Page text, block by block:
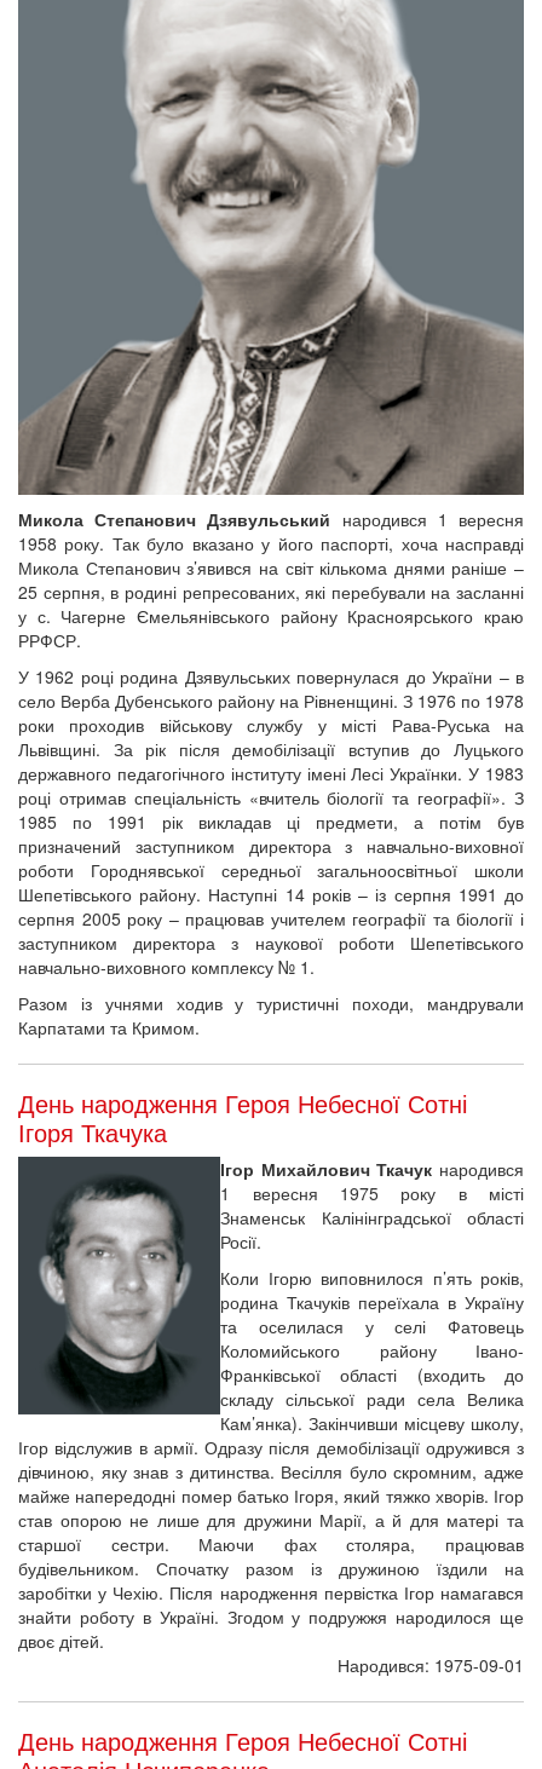
Микола Степанович Дзявульський народився 1 вересня
1958 року. Так було вказано у його паспорті, хоча насправді
Микола Степанович з’явився на світ кількома днями раніше –
25 серпня, в родині репресованих, які перебували на засланні
у с. Чагерне Ємельянівського району Красноярського краю
РРФСР.
У 1962 році родина Дзявульських повернулася до України – в
село Верба Дубенського району на Рівненщині. З 1976 по 1978
роки проходив військову службу у місті Рава-Руська на
Львівщині. За рік після демобілізації вступив до Луцького
державного педагогічного інституту імені Лесі Українки. У 1983
році отримав спеціальність «вчитель біології та географії». З
1985 по 1991 рік викладав ці предмети, а потім був
призначений заступником директора з навчально-виховної
роботи Городнявської середньої загальноосвітньої школи
Шепетівського району. Наступні 14 років – із серпня 1991 до
серпня 2005 року – працював учителем географії та біології і
заступником директора з наукової роботи Шепетівського
навчально-виховного комплексу № 1.
Разом із учнями ходив у туристичні походи, мандрували
Карпатами та Кримом.
День народження Героя Небесної Сотні
Ігоря Ткачука
Ігор Михайлович Ткачук народився
1 вересня 1975 року в місті
Знаменськ Калінінградської області
Росії.
Коли Ігорю виповнилося п’ять років,
родина Ткачуків переїхала в Україну
та оселилася у селі Фатовець
Коломийського району Івано-
Франківської області (входить до
складу сільської ради села Велика
Кам’янка). Закінчивши місцеву школу,
Ігор відслужив в армії. Одразу після демобілізації одружився з
дівчиною, яку знав з дитинства. Весілля було скромним, адже
майже напередодні помер батько Ігоря, який тяжко хворів. Ігор
став опорою не лише для дружини Марії, а й для матері та
старшої сестри. Маючи фах столяра, працював
будівельником. Спочатку разом із дружиною їздили на
заробітки у Чехію. Після народження первістка Ігор намагався
знайти роботу в Україні. Згодом у подружжя народилося ще
двоє дітей.
Народився: 1975-09-01
День народження Героя Небесної Сотні